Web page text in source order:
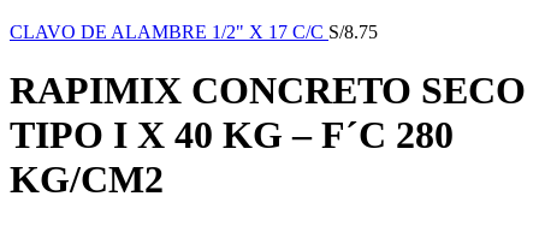
CLAVO DE ALAMBRE 1/2" X 17 C/C S/8.75
RAPIMIX CONCRETO SECO
TIPO I X 40 KG – F´C 280
KG/CM2